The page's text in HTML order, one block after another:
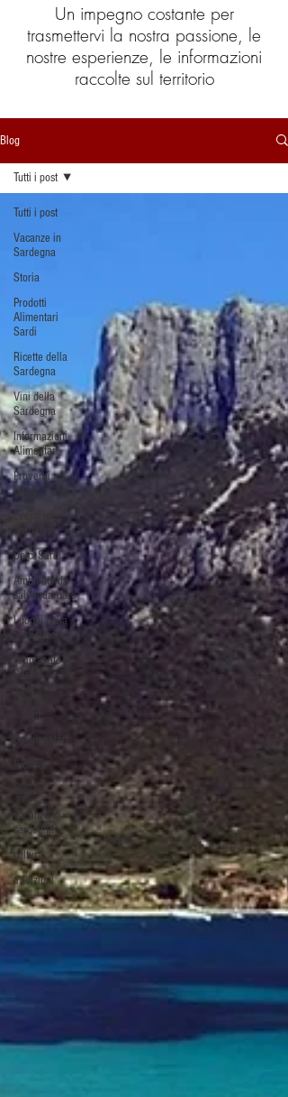
Un impegno costante per
trasmettervi la nostra passione, le
nostre esperienze, le informazioni
raccolte sul territorio
Blog
Tutti i post
Vacanze in
Sardegna
Storia
Prodotti
Alimentari
Sardi
Ricette della
Sardegna
Vini della
Sardegna
Informazioni
Alimentari
Proverbi
Sardi
Sardegna
Dolci Sardi
Ambiente da
salvaguardare
Luoghi della
Sardegna
Artigianato
Sardo
Documentari
Ricette
Liquori
vacanze in
sardegna
cultura
tradizioni
Tutti i post